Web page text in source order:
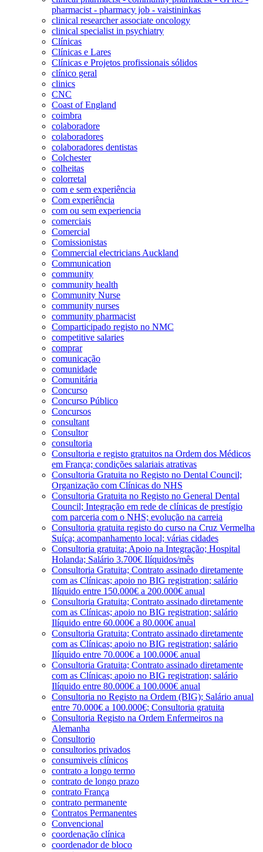
pharmacist - pharmacy job - vaistininkas
clinical researcher associate oncology
clinical specialist in psychiatry
Clínicas
Clínicas e Lares
Clínicas e Projetos profissionais sólidos
clínico geral
clinics
CNC
Coast of England
coimbra
colaboradore
colaboradores
colaboradores dentistas
Colchester
colheitas
colorretal
com e sem experiência
Com experiência
com ou sem experiencia
comerciais
Comercial
Comissionistas
Commercial electricians Auckland
Communication
community
community health
Community Nurse
community nurses
community pharmacist
Comparticipado registo no NMC
competitive salaries
comprar
comunicação
comunidade
Comunitária
Concurso
Concurso Público
Concursos
consultant
Consultor
consultoria
Consultoria e registo gratuitos na Ordem dos Médicos
em França; condições salariais atrativas
Consultoria Gratuita no Registo no Dental Council;
Organização com Clínicas do NHS
Consultoria Gratuita no Registo no General Dental
Council; Integração em rede de clínicas de prestígio
com parceria com o NHS; evolução na carreia
Consultoria gratuita registo do curso na Cruz Vermelha
Suíça; acompanhamento local; várias cidades
Consultoria gratuita; Apoio na Integração; Hospital
Holanda; Salário 3.700€ Ilíquidos/mês
Consultoria Gratuita; Contrato assinado diretamente
com as Clínicas; apoio no BIG registration; salário
Ilíquido entre 150.000€ a 200.000€ anual
Consultoria Gratuita; Contrato assinado diretamente
com as Clínicas; apoio no BIG registration; salário
Ilíquido entre 60.000€ a 80.000€ anual
Consultoria Gratuita; Contrato assinado diretamente
com as Clínicas; apoio no BIG registration; salário
Ilíquido entre 70.000€ a 100.000€ anual
Consultoria Gratuita; Contrato assinado diretamente
com as Clínicas; apoio no BIG registration; salário
Ilíquido entre 80.000€ a 100.000€ anual
Consultoria no Registo na Ordem (BIG); Salário anual
entre 70.000€ a 100.000€; Consultoria gratuita
Consultoria Registo na Ordem Enfermeiros na
Alemanha
Consultorio
consultorios privados
consumiveis clínicos
contrato a longo termo
contrato de longo prazo
contrato França
contrato permanente
Contratos Permanentes
Convencional
coordenação clínica
coordenador de bloco